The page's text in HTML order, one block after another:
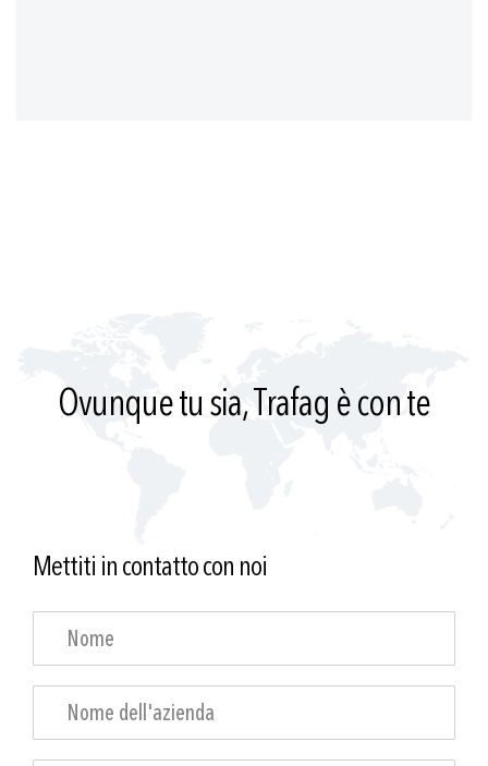
Ovunque tu sia, Trafag è con te
Mettiti in contatto con noi